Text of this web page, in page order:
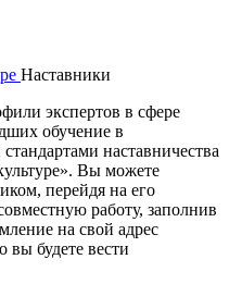
Наставники
экспертов в сфере
обучение в
наставничества
Вы можете
перейдя на его
работу, заполнив
на свой адрес
вы будете вести